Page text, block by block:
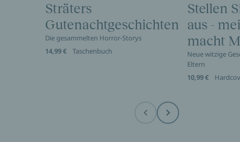
Sträters
Gutenachtgeschichten
Die gesammelten Horror-Storys
14,99 €
Taschenbuch
Stellen
aus -
macht
Neue witzige
Eltern
10,99 €
Before Next